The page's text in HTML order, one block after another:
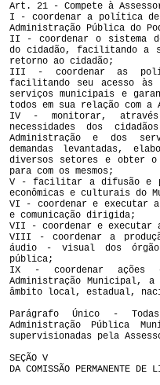
Art. 21 - Compete à
I - coordenar a política de
Administração Pública do
II - coordenar o sistema
do cidadão, facilitando a
retorno ao cidadão;
III - coordenar as
facilitando seu acesso às
serviços municipais e
todos em sua relação com
IV - monitorar,
necessidades dos
Administração e dos
demandas levantadas,
diversos setores e obter o
para com os mesmos;
V - facilitar a difusão e
econômicas e culturais do
VI - coordenar e executar
e comunicação dirigida;
VII - coordenar e executar
VIII - coordenar a
áudio - visual dos
pública;
IX - coordenar ações
Administração Municipal,
âmbito local, estadual,
Parágrafo Único -
Administração Pública
supervisionadas pela
SEÇÃO V
DA COMISSÃO PERMANENTE DE